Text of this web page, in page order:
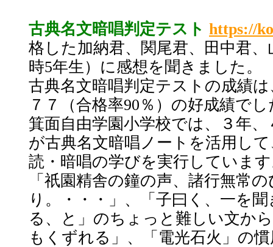
古典名文暗唱判定テスト https://
格した加納君、関尾君、田中君
時5年生）に感想を聞きました。
古典名文暗唱判定テストの成績
７７（合格率90％）の好成績でし
箕面自由学園小学校では、３年
が古典名文暗唱ノートを活用し
読・暗唱の学びを実行していま
「祇園精舎の鐘の声、諸行無常
り。・・・」、「子曰く、一を
る、と」のちょっと難しい文か
もくずれる」、「電光石火」の